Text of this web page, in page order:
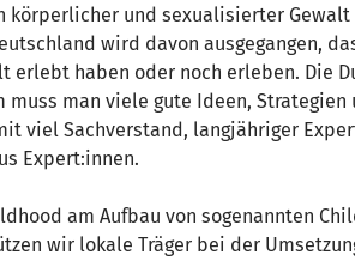
körperlicher und sexualisierter
wird davon ausgegangen,
erlebt haben oder noch erleben. Die
muss man viele gute Ideen, Strategien
viel Sachverstand, langjähriger
Expert:innen.
am Aufbau von sogenannten
wir lokale Träger bei der